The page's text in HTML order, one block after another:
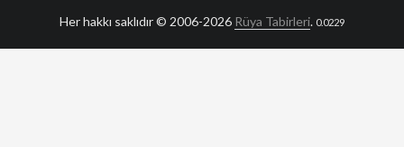
Her hakkı saklıdır © 2006-2026 Rüya Tabirleri. 0.0229